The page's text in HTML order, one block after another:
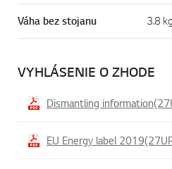
Váha bez stojanu 3.8 kg
VYHLÁSENIE O ZHODE
Dismantling
EU Energy label